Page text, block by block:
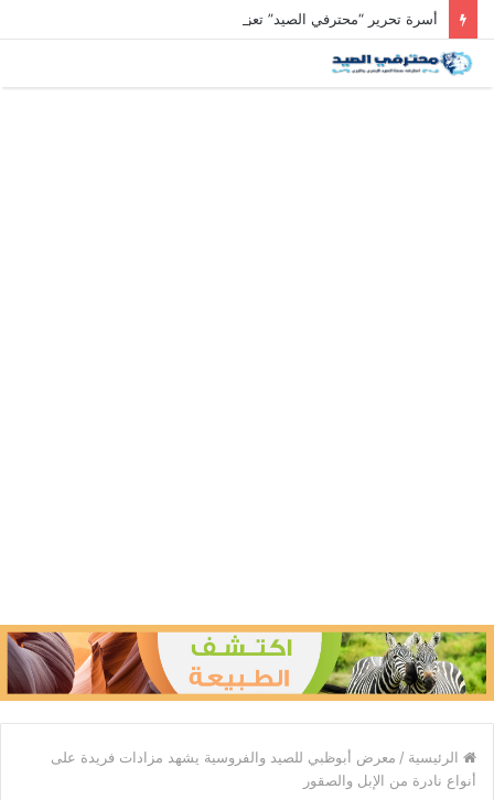
الرئيسية / معرض أبوظبي للصيد والفروسية يشهد مزادات فريدة على
أنواع نادرة من الإبل والصقور